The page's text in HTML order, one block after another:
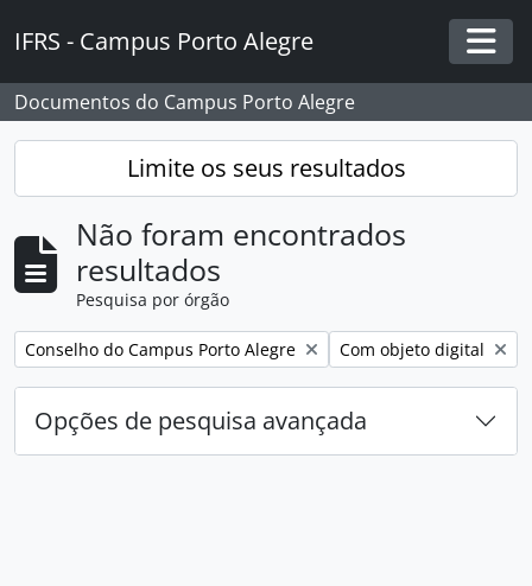
IFRS - Campus Porto Alegre
Documentos do Campus Porto Alegre
Limite os seus resultados
Não foram encontrados
resultados
Pesquisa por órgão
Remover filtro:
Conselho do Campus Porto Alegre Remover filtro:
Com objeto digital
Opções de pesquisa avançada